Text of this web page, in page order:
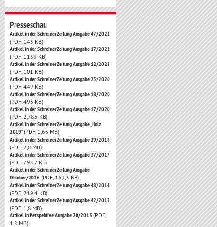
Presseschau
Artikel in der SchreinerZeitung Ausgabe 47/2022
(PDF, 143 KB)
Artikel in der SchreinerZeitung Ausgabe 17/2022
(PDF, 1139 KB)
Artikel in der SchreinerZeitung Ausgabe 12/2022
(PDF, 101 KB)
Artikel in der SchreinerZeitung Ausgabe 25/2020
(PDF, 449 KB)
Artikel in der SchreinerZeitung Ausgabe 18/2020
(PDF, 496 KB)
Artikel in der SchreinerZeitung Ausgabe 17/2020
(PDF, 2,785 KB)
Artikel in der SchreinerZeitung Ausgabe „Holz
2019“(PDF, 1,66 MB)
Artikel in der SchreinerZeitung Ausgabe 29/2018
(PDF, 2,8 MB)
Artikel in der SchreinerZeitung Ausgabe 37/2017
(PDF, 798,7 KB)
Artikel in der SchreinerZeitung Ausgabe
Oktober/2016 (PDF, 169,3 KB)
Artikel in der SchreinerZeitung Ausgabe 48/2014
(PDF, 219,4 KB)
Artikel in der SchreinerZeitung Ausgabe 42/2013
(PDF, 1,8 MB)
Artikel in Perspektive Ausgabe 20/2013 (PDF,
1,8 MB)